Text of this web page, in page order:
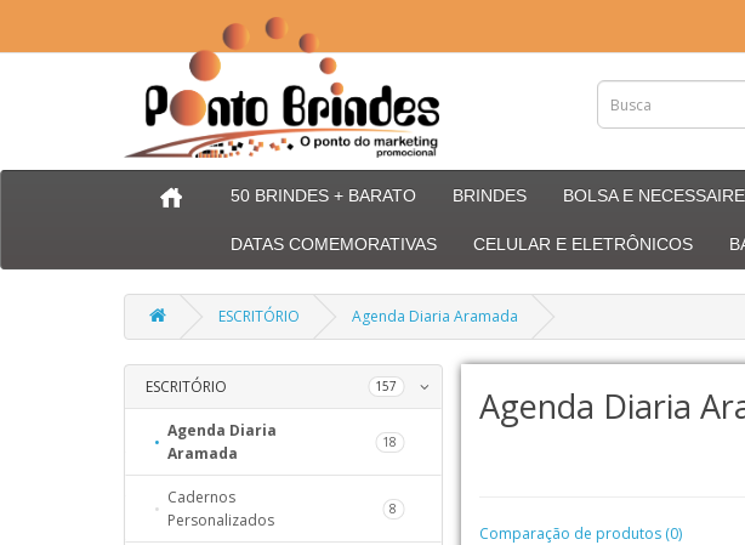
50 BRINDES + BARATO BRINDES BOLSA E NECESSAIRE
DATAS COMEMORATIVAS CELULAR E ELETRÔNICOS
ESCRITÓRIO Agenda Diaria Aramada
ESCRITÓRIO 157
Agenda Diaria
Aramada
18
Cadernos
Personalizados
8
Agenda Diaria
Comparação de produtos (0)